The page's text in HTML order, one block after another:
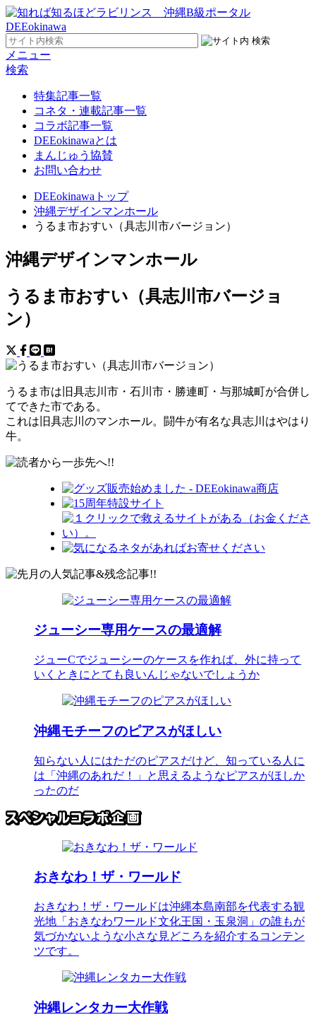
メニュー
検索
特集記事一覧
コネタ・連載記事一覧
コラボ記事一覧
DEEokinawaとは
まんじゅう協賛
お問い合わせ
DEEokinawaトップ
沖縄デザインマンホール
うるま市おすい（具志川市バージョン）
沖縄デザインマンホール
うるま市おすい（具志川市バージョ
ン）
うるま市は旧具志川市・石川市・勝連町・与那城町が合併し
てできた市である。
これは旧具志川のマンホール。闘牛が有名な具志川はやはり
牛。
ジューシー専用ケースの最適解
ジューCでジューシーのケースを作れば、外に持って
いくときにとても良いんじゃないでしょうか
沖縄モチーフのピアスがほしい
知らない人にはただのピアスだけど、知っている人に
は「沖縄のあれだ！」と思えるようなピアスがほしか
ったのだ
おきなわ！ザ・ワールド
おきなわ！ザ・ワールドは沖縄本島南部を代表する観
光地「おきなわワールド文化王国・玉泉洞」の誰もが
気づかないような小さな見どころを紹介するコンテン
ツです。
沖縄レンタカー大作戦